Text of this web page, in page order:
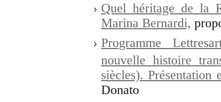
Quel héritage de la
Marina Bernardi,
Programme
nouvelle histoire
siècles). Présentation
Donato